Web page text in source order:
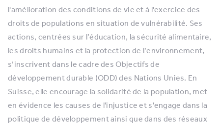
l'amélioration des conditions de vie et à l'exercice des
droits de populations en situation de vulnérabilité. Ses
actions, centrées sur l’éducation, la sécurité alimentaire,
les droits humains et la protection de l’environnement,
s’inscrivent dans le cadre des Objectifs de
développement durable (ODD) des Nations Unies. En
Suisse, elle encourage la solidarité de la population, met
en évidence les causes de l'injustice et s'engage dans la
politique de développement ainsi que dans des réseaux